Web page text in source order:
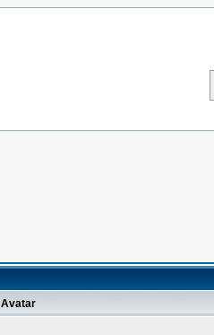
Avatar